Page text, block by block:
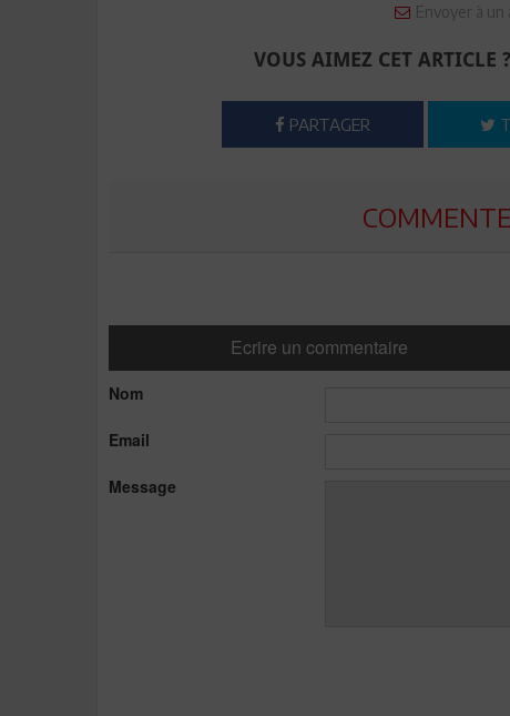
Envoyer à un
VOUS AIMEZ CET ARTICLE
PARTAGER
Ecrire un commentaire
Nom
Email
Message